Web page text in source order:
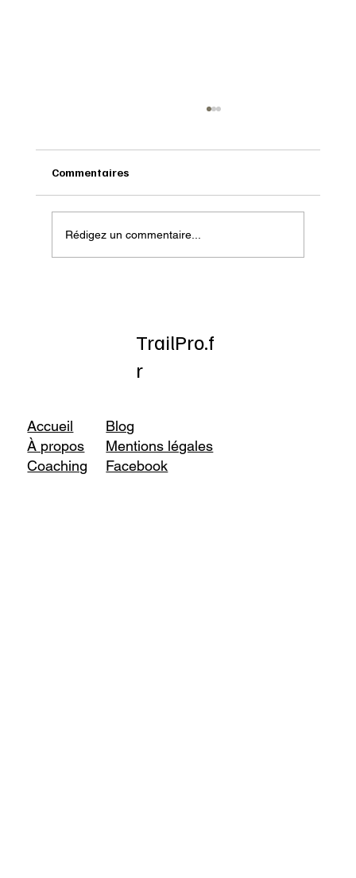
Onatera : Pour affronter l’hiver
Commentaires
Rédigez un commentaire...
TrailPro.f
r
Accueil
À propos
Coaching
Blog
Mentions légales
Facebook